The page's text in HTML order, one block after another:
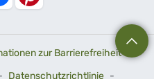
zur Barrierefreiheit-
Datenschutzrichtlinie -